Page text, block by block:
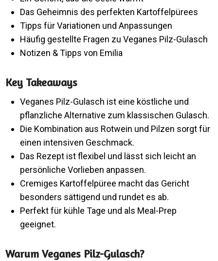
Das Geheimnis des perfekten Kartoffelpürees
Tipps für Variationen und Anpassungen
Häufig gestellte Fragen zu Veganes Pilz-Gulasch
Notizen & Tipps von Emilia
Key Takeaways
Veganes Pilz-Gulasch ist eine köstliche und
pflanzliche Alternative zum klassischen Gulasch.
Die Kombination aus Rotwein und Pilzen sorgt für
einen intensiven Geschmack.
Das Rezept ist flexibel und lässt sich leicht an
persönliche Vorlieben anpassen.
Cremiges Kartoffelpüree macht das Gericht
besonders sättigend und rundet es ab.
Perfekt für kühle Tage und als Meal-Prep
geeignet.
Warum Veganes Pilz-Gulasch?